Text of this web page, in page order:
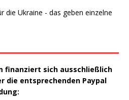
finanziert sich ausschließlich
die entsprechenden Paypal